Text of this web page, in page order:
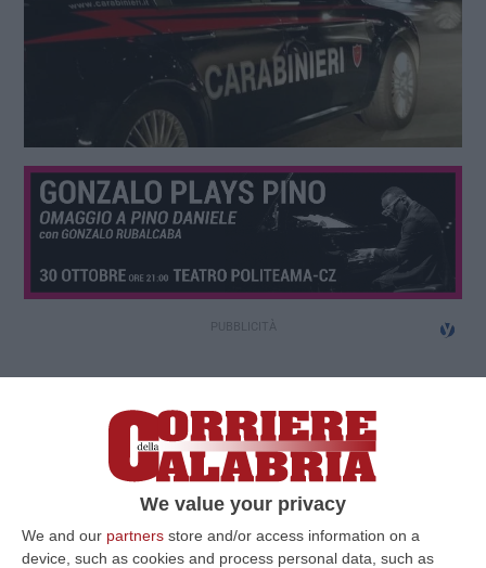
We value your privacy
We and our partners store and/or access information on a
device, such as cookies and process personal data, such as